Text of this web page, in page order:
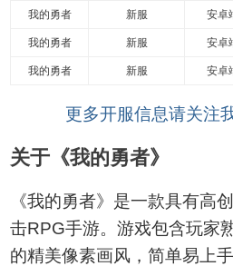
我的勇者 新服 安卓
我的勇者 新服 安卓
我的勇者 新服 安卓
更多开服信息请关注
关于《我的勇者》
《我的勇者》是一款具有高
击RPG手游。游戏包含玩家
的精美像素画风，简单易上